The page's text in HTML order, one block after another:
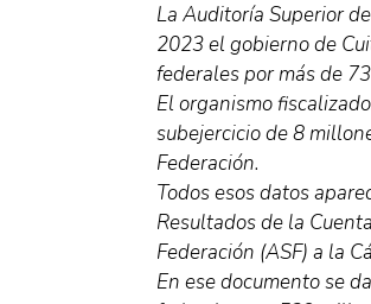
La Auditoría Superior
2023 el gobierno de
federales por más de
El organismo
subejercicio de 8
Federación.
Todos esos datos
Resultados de la
Federación (ASF) a la
En ese documento se